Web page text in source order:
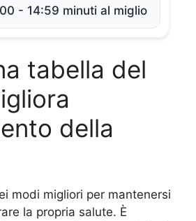
- 14:59 minuti al miglio
tabella del
della
modi migliori per mantenersi
la propria salute. È